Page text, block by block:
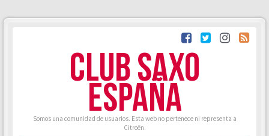
CLUB SAXO
ESPAÑA
Somos una comunidad de usuarios. Esta web no pertenece ni representa a
Citroën.